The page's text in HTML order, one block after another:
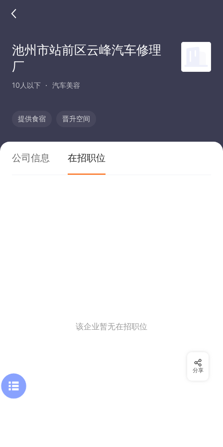
池州市站前区云峰汽车修理
厂
10人以下 汽车美容
提供食宿 晋升空间
公司信息 在招职位
该企业暂无在招职位
分享